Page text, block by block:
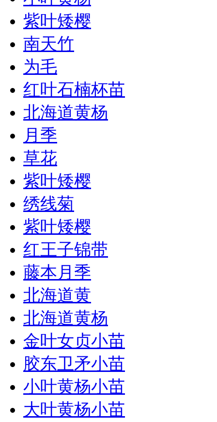
紫叶矮樱
南天竹
为毛
红叶石楠杯苗
北海道黄杨
月季
草花
紫叶矮樱
绣线菊
紫叶矮樱
红王子锦带
藤本月季
北海道黄
北海道黄杨
金叶女贞小苗
胶东卫矛小苗
小叶黄杨小苗
大叶黄杨小苗